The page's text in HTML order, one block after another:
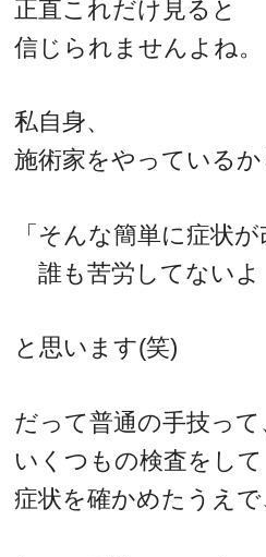
正直これだけ見ると
信じられませんよね。
私自身、
施術家をやっている
「そんな簡単に症状が
誰も苦労してないよ
と思います(笑)
だって普通の手技って
いくつもの検査をして
症状を確かめたうえで